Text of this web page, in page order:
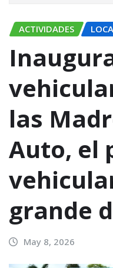
ACTIVIDADES
las
Auto, el
grande
May 8, 2026